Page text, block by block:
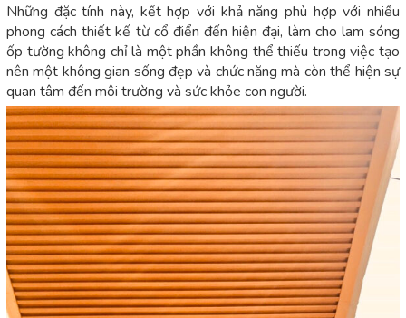
Những đặc tính này, kết hợp với khả năng phù hợp với nhiều
phong cách thiết kế từ cổ điển đến hiện đại, làm cho lam sóng
ốp tường không chỉ là một phần không thể thiếu trong việc tạo
nên một không gian sống đẹp và chức năng mà còn thể hiện sự
quan tâm đến môi trường và sức khỏe con người.